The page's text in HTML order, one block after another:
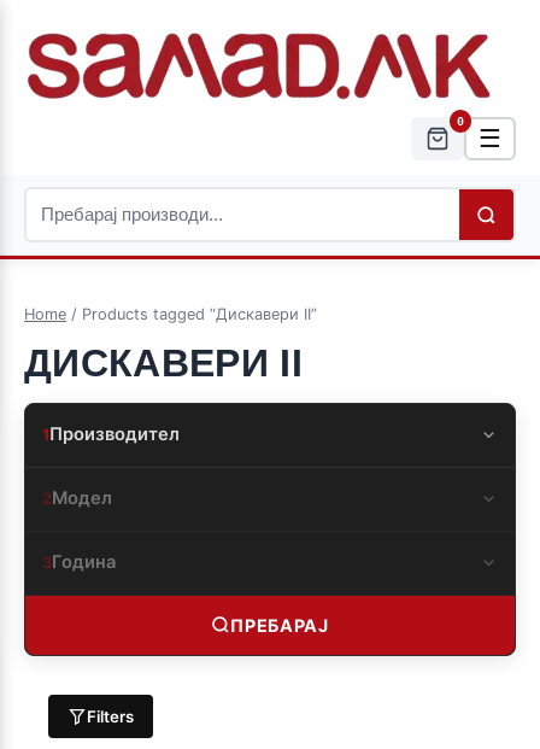
0
☰
Home / Products tagged “Дискавери II”
ДИСКАВЕРИ II
1Производител
2Модел
3Година
ПРЕБАРАЈ
Filters